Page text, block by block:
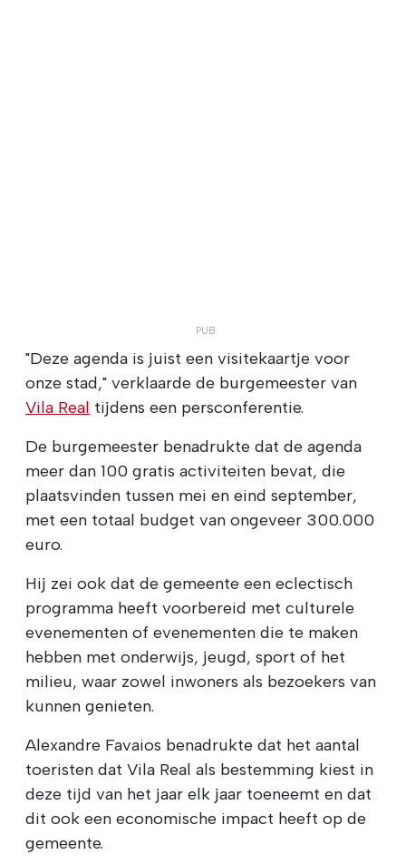
"Deze agenda is juist een visitekaartje voor
onze stad," verklaarde de burgemeester van
Vila Real tijdens een persconferentie.
De burgemeester benadrukte dat de agenda
meer dan 100 gratis activiteiten bevat, die
plaatsvinden tussen mei en eind september,
met een totaal budget van ongeveer 300.000
euro.
Hij zei ook dat de gemeente een eclectisch
programma heeft voorbereid met culturele
evenementen of evenementen die te maken
hebben met onderwijs, jeugd, sport of het
milieu, waar zowel inwoners als bezoekers van
kunnen genieten.
Alexandre Favaios benadrukte dat het aantal
toeristen dat Vila Real als bestemming kiest in
deze tijd van het jaar elk jaar toeneemt en dat
dit ook een economische impact heeft op de
gemeente.